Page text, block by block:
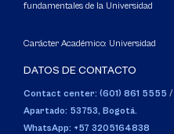
fundamentales de la Universidad
Carácter Académico: Universidad
DATOS DE CONTACTO
Contact center: (601) 861 5555 /
Apartado: 53753, Bogotá.
WhatsApp: +57 3205164838